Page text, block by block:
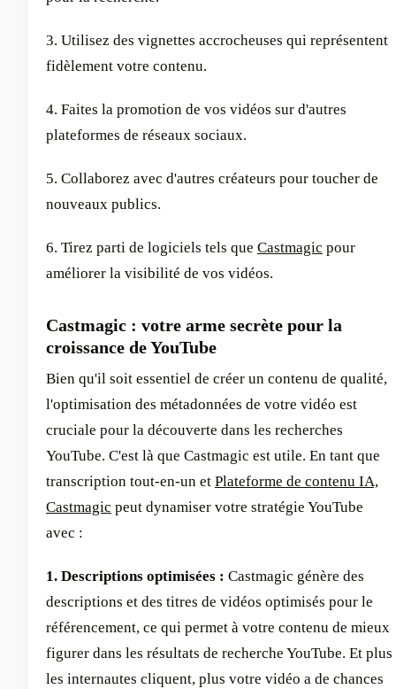
3. Utilisez des vignettes accrocheuses qui représentent
fidèlement votre contenu.
4. Faites la promotion de vos vidéos sur d'autres
plateformes de réseaux sociaux.
5. Collaborez avec d'autres créateurs pour toucher de
nouveaux publics.
6. Tirez parti de logiciels tels que Castmagic pour
améliorer la visibilité de vos vidéos.
Castmagic : votre arme secrète pour la
croissance de YouTube
Bien qu'il soit essentiel de créer un contenu de qualité,
l'optimisation des métadonnées de votre vidéo est
cruciale pour la découverte dans les recherches
YouTube. C'est là que Castmagic est utile. En tant que
transcription tout-en-un et Plateforme de contenu IA,
Castmagic peut dynamiser votre stratégie YouTube
avec :
1. Descriptions optimisées : Castmagic génère des
descriptions et des titres de vidéos optimisés pour le
référencement, ce qui permet à votre contenu de mieux
figurer dans les résultats de recherche YouTube. Et plus
les internautes cliquent, plus votre vidéo a de chances